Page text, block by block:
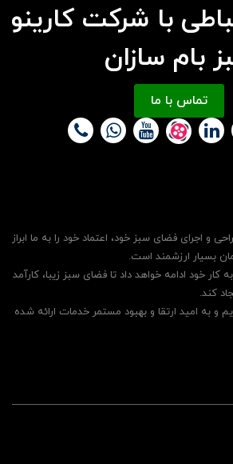
با شرکت کارینو
بام سازان
تماس با ما
و اجرای فضای سبز خود، اعتماد خود را به ما ابراز
بسیار ارزشمند است.
به کار خود ادامه خواهد داد تا فضای سبز زیبا، کارآمد
کند.
و به امید ارتقا و بهبود مستمر خدمات ارائه شده